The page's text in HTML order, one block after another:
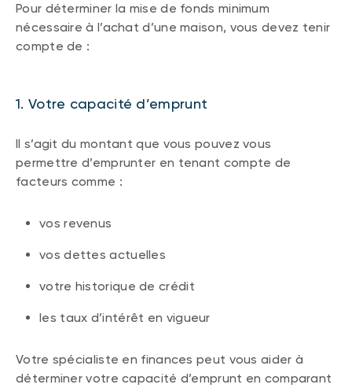
Pour déterminer la mise de fonds minimum
nécessaire à l’achat d’une maison, vous devez tenir
compte de :
1. Votre capacité d’emprunt
Il s’agit du montant que vous pouvez vous
permettre d’emprunter en tenant compte de
facteurs comme :
vos revenus
vos dettes actuelles
votre historique de crédit
les taux d’intérêt en vigueur
Votre spécialiste en finances peut vous aider à
déterminer votre capacité d’emprunt en comparant